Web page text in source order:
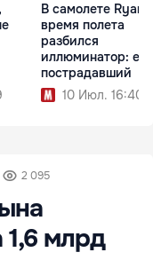
В самолете
время полета
разбился
иллюминатор:
пострадавший
10 Июл. 16:40
2 095
млрд